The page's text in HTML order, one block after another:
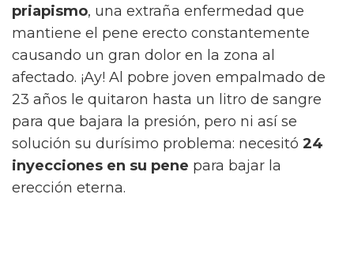
priapismo, una extraña enfermedad que
mantiene el pene erecto constantemente
causando un gran dolor en la zona al
afectado. ¡Ay! Al pobre joven empalmado de
23 años le quitaron hasta un litro de sangre
para que bajara la presión, pero ni así se
solución su durísimo problema: necesitó 24
inyecciones en su pene para bajar la
erección eterna.